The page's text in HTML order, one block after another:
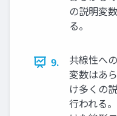
の説明変
る。
9.
共線性へ
変数はあ
け多くの
行われる